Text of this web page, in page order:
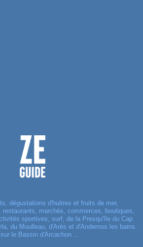
dégustations d'huitres et fruits de mer,
restaurants, marchés, commerces, boutiques,
sportives, surf, de la Presqu'île du Cap
du Moulleau, d'Arès et d'Andernos les bains.
le Bassin d'Arcachon ...